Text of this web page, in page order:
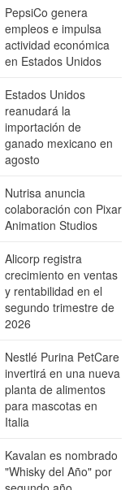
PepsiCo genera
empleos e impulsa
actividad económica
en Estados Unidos
Estados Unidos
reanudará la
importación de
ganado mexicano en
agosto
Nutrisa anuncia
colaboración con Pixar
Animation Studios
Alicorp registra
crecimiento en ventas
y rentabilidad en el
segundo trimestre de
2026
Nestlé Purina PetCare
invertirá en una nueva
planta de alimentos
para mascotas en
Italia
Kavalan es nombrado
"Whisky del Año" por